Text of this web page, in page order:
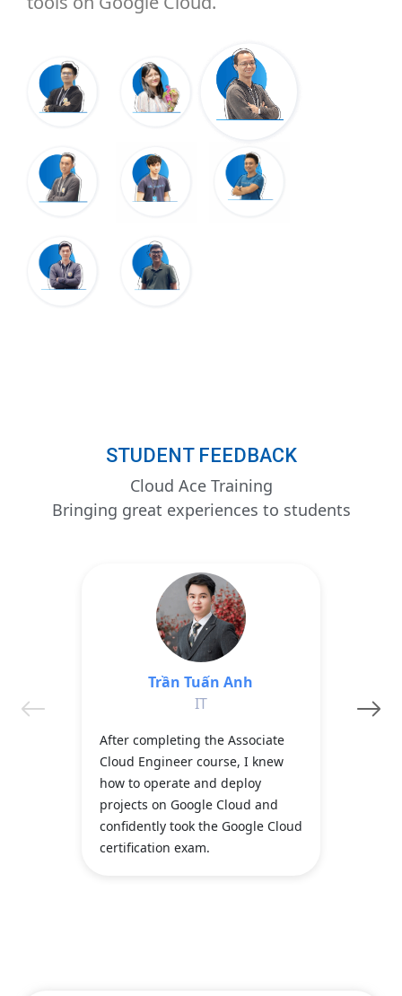
STUDENT FEEDBACK
Cloud Ace Training
Bringing great experiences to students
Trần Tuấn Anh
IT
After completing the Associate
Cloud Engineer course, I knew
how to operate and deploy
projects on Google Cloud and
confidently took the Google Cloud
certification exam.